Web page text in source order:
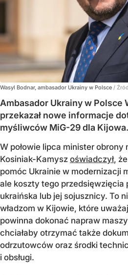
Wasyl Bodnar, ambasador Ukrainy w Polsce /
Ambasador Ukrainy w Polsce
przekazał nowe informacje
myśliwców MiG-29 dla Kijowa.
W połowie lipca minister obrony
Kosiniak-Kamysz oświadczył,
pomóc Ukrainie w modernizacji
ale koszty tego przedsięwzięcia
ukraińska lub jej sojusznicy. To
władzom w Kijowie, które
powinna dokonać napraw
chciałaby otrzymać także
odrzutowców oraz środki
i obsługi.